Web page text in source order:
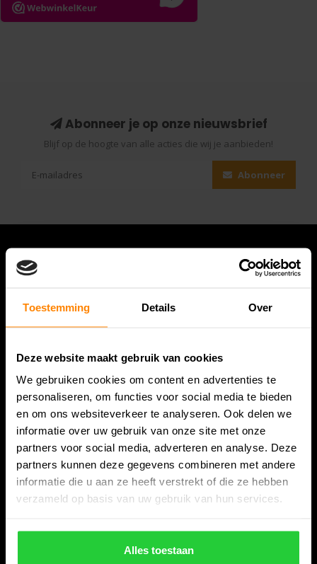
Toestemming Details Over
Deze website maakt gebruik van cookies
We gebruiken cookies om content en advertenties te
personaliseren, om functies voor social media te bieden
en om ons websiteverkeer te analyseren. Ook delen we
informatie over uw gebruik van onze site met onze
partners voor social media, adverteren en analyse. Deze
partners kunnen deze gegevens combineren met andere
informatie die u aan ze heeft verstrekt of die ze hebben
verzameld op basis van uw gebruik van hun services.
Alles toestaan
Abonneer je op onze nieuwsbrief
Blijf op de hoogte van alle acties die wij je aanbieden!
Abonneer
Bespanracket.nl is dé racketspecialist van Lelystad en
omstreken.
Snijdersstraat 6
8224 AA Lelystad
Nederland
06-57276080
info@bespanracket.nl